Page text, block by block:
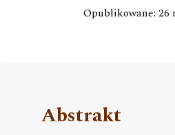
Opublikowane: 26
Abstrakt